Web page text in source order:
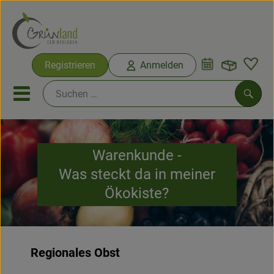
Registrieren Anmelden
Mobiles Menu öffnen oder
Ökokisten
Bio-Kochkisten
Themenwelten
Obst & Gemüse
Warenkunde -
Was steckt da in meiner
Ökokiste?
Regionales Obst